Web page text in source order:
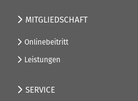
MITGLIEDSCHAFT
Onlinebeitritt
Leistungen
SERVICE